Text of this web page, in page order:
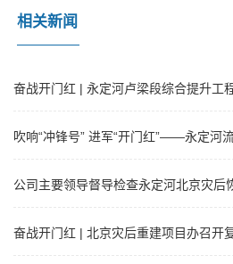
相关新闻
奋战开门红 | 永定河卢梁段综合提升工
吹响“冲锋号” 进军“开门红”——永定河
公司主要领导督导检查永定河北京灾后
奋战开门红 | 北京灾后重建项目办召开